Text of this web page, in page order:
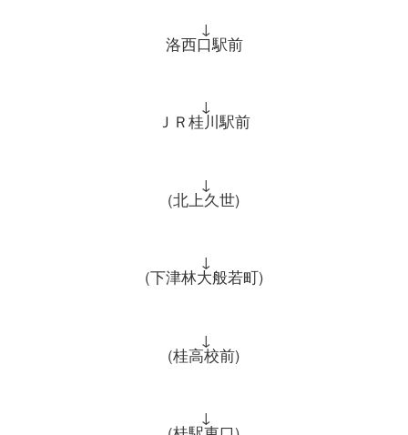
↓
洛西口駅前
↓
ＪＲ桂川駅前
↓
(北上久世)
↓
(下津林大般若町)
↓
(桂高校前)
↓